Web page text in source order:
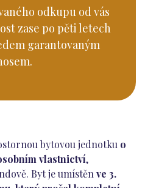
odkupu od vás
zase po pěti letech
garantovaným
bytovou jednotku o
vlastnictví,
Byt je umístěn ve 3.